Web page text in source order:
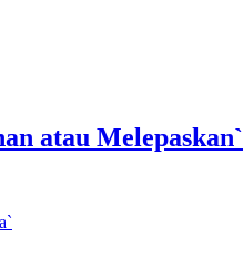
atau Melepaskan`